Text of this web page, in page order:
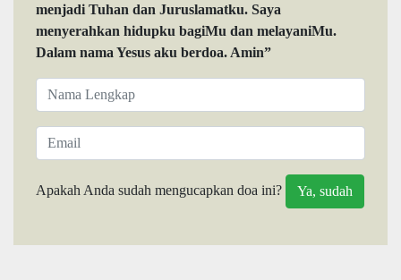
menjadi Tuhan dan Juruslamatku. Saya
menyerahkan hidupku bagiMu dan melayaniMu.
Dalam nama Yesus aku berdoa. Amin”
Apakah Anda sudah mengucapkan doa ini?